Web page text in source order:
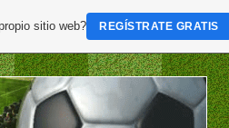
sitio web? REGÍSTRATE GRATIS